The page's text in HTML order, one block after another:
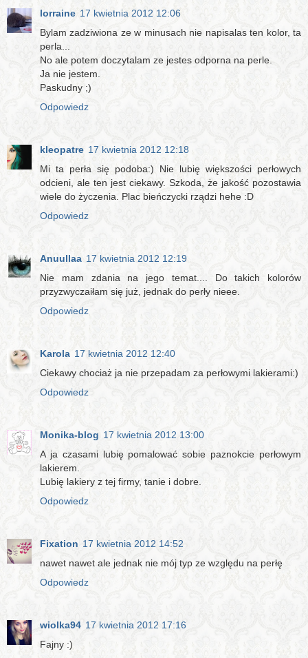
lorraine 17 kwietnia 2012 12:06
Bylam zadziwiona ze w minusach nie napisalas ten kolor, ta
perla...
No ale potem doczytalam ze jestes odporna na perle.
Ja nie jestem.
Paskudny ;)
Odpowiedz
kleopatre 17 kwietnia 2012 12:18
Mi ta perła się podoba:) Nie lubię większości perłowych
odcieni, ale ten jest ciekawy. Szkoda, że jakość pozostawia
wiele do życzenia. Plac bieńczycki rządzi hehe :D
Odpowiedz
Anuullaa 17 kwietnia 2012 12:19
Nie mam zdania na jego temat.... Do takich kolorów
przyzwyczaiłam się już, jednak do perły nieee.
Odpowiedz
Karola 17 kwietnia 2012 12:40
Ciekawy chociaż ja nie przepadam za perłowymi lakierami:)
Odpowiedz
Monika-blog 17 kwietnia 2012 13:00
A ja czasami lubię pomalować sobie paznokcie perłowym
lakierem.
Lubię lakiery z tej firmy, tanie i dobre.
Odpowiedz
Fixation 17 kwietnia 2012 14:52
nawet nawet ale jednak nie mój typ ze względu na perłę
Odpowiedz
wiolka94 17 kwietnia 2012 17:16
Fajny :)